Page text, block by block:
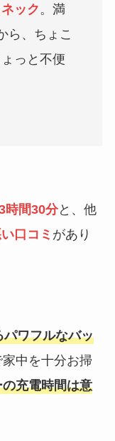
ック。満
ら、ちょこ
っと不便
時間30分と、他
口コミ があり
ワフルなバッ
中を十分お掃
充電時間は意